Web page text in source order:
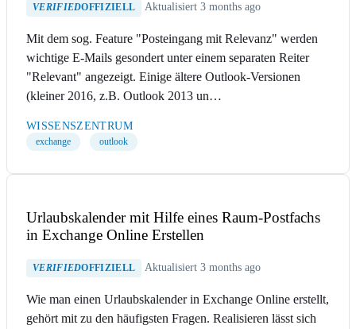
VERIFIEDOFFIZIELL Aktualisiert 3 months ago
Mit dem sog. Feature "Posteingang mit Relevanz" werden
wichtige E-Mails gesondert unter einem separaten Reiter
"Relevant" angezeigt. Einige ältere Outlook-Versionen
(kleiner 2016, z.B. Outlook 2013 un…
WISSENSZENTRUM
exchange outlook
Urlaubskalender mit Hilfe eines Raum-Postfachs
in Exchange Online Erstellen
VERIFIEDOFFIZIELL Aktualisiert 3 months ago
Wie man einen Urlaubskalender in Exchange Online erstellt,
gehört mit zu den häufigsten Fragen. Realisieren lässt sich